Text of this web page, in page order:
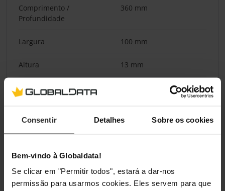
Consentir Detalhes Sobre os cookies
Bem-vindo à Globaldata!
Se clicar em "Permitir todos", estará a dar-nos
permissão para usarmos cookies. Eles servem para que
Comprimento /
Profundidade
360 mm
Largura 100 mm
Altura 13 mm
Materiais
Materiais
Tecido, Espuma,
Classificações